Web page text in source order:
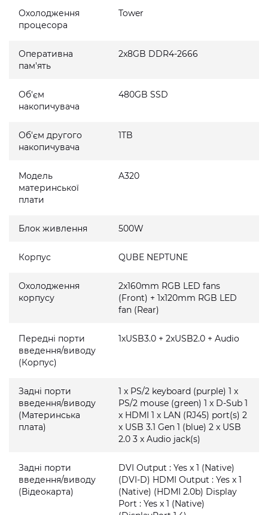
Охолодження
процесора
Tower
Оперативна
пам'ять
2x8GB DDR4-2666
Об'єм
накопичувача
480GB SSD
Об'єм другого
накопичувача
1TB
Модель
материнської
плати
A320
Блок живлення 500W
Корпус QUBE NEPTUNE
Охолодження
корпусу
2x160mm RGB LED fans
(Front) + 1x120mm RGB LED
fan (Rear)
Передні порти
введення/виводу
(Корпус)
1xUSB3.0 + 2xUSB2.0 + Audio
Задні порти
введення/виводу
(Материнська
плата)
1 x PS/2 keyboard (purple) 1 x
PS/2 mouse (green) 1 x D-Sub 1
x HDMI 1 x LAN (RJ45) port(s) 2
x USB 3.1 Gen 1 (blue) 2 x USB
2.0 3 x Audio jack(s)
Задні порти
введення/виводу
(Відеокарта)
DVI Output : Yes x 1 (Native)
(DVI-D) HDMI Output : Yes x 1
(Native) (HDMI 2.0b) Display
Port : Yes x 1 (Native)